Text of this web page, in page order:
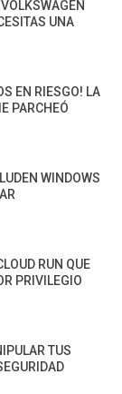
UNA
EN RIESGO! LA
PARCHEÓ
WINDOWS
RUN QUE
PRIVILEGIO
TUS